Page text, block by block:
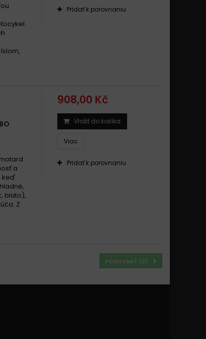
Pridať k porovnaniu
a
keď
blato),
Z
908,00 Kč
Vložiť do košíka
Viac
Pridať k porovnaniu
POROVNAŤ (0)